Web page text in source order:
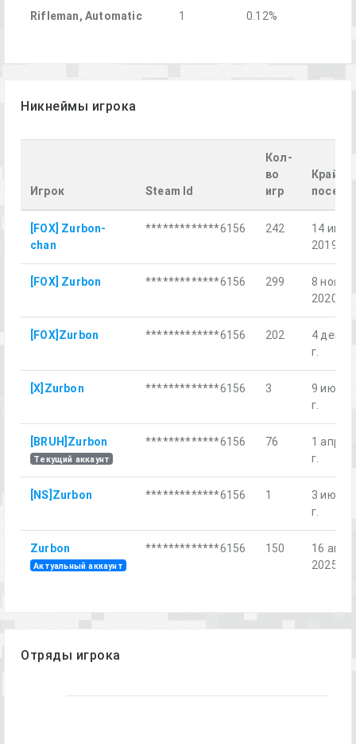
Rifleman, Automatic 1 0.12%
Никнеймы игрока
Игрок Steam Id
Кол-
во
игр
[FOX] Zurbon-
chan
*************6156 242
14 июл.
2019 г.
[FOX] Zurbon *************6156 299
8 нояб.
2020 г.
[FOX]Zurbon *************6156 202
4 дек.
г.
[X]Zurbon *************6156 3
9 июл.
г.
[BRUH]Zurbon
Текущий аккаунт
*************6156 76
1 апр.
г.
[NS]Zurbon *************6156 1
3 июн.
г.
Zurbon
Актуальный аккаунт
*************6156 150
16 авг.
2025 г.
Отряды игрока